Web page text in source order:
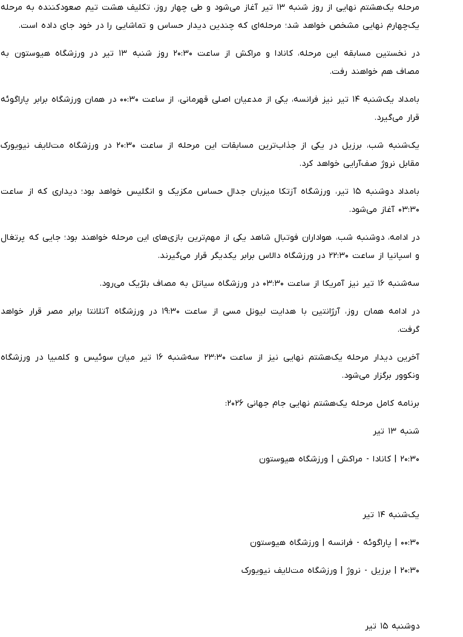
مرحله یک‌هشتم نهایی از روز شنبه ۱۳ تیر آغاز می‌شود و طی چهار روز، تکلیف هشت تیم صعودکننده به مرحله
یک‌چهارم نهایی مشخص خواهد شد؛ مرحله‌ای که چندین دیدار حساس و تماشایی را در خود جای داده است.
در نخستین مسابقه این مرحله، کانادا و مراکش از ساعت ۲۰:۳۰ روز شنبه ۱۳ تیر در ورزشگاه هیوستون به
مصاف هم خواهند رفت.
بامداد یک‌شنبه ۱۴ تیر نیز فرانسه، یکی از مدعیان اصلی قهرمانی، از ساعت ۰۰:۳۰ در همان ورزشگاه برابر پاراگوئه
قرار می‌گیرد.
یک‌شنبه شب، برزیل در یکی از جذاب‌ترین مسابقات این مرحله از ساعت ۲۰:۳۰ در ورزشگاه مت‌لایف نیویورک
مقابل نروژ صف‌آرایی خواهد کرد.
بامداد دوشنبه ۱۵ تیر، ورزشگاه آزتکا میزبان جدال حساس مکزیک و انگلیس خواهد بود؛ دیداری که از ساعت
۰۳:۳۰ آغاز می‌شود.
در ادامه، دوشنبه شب، هواداران فوتبال شاهد یکی از مهم‌ترین بازی‌های این مرحله خواهند بود؛ جایی که پرتغال
و اسپانیا از ساعت ۲۲:۳۰ در ورزشگاه دالاس برابر یکدیگر قرار می‌گیرند.
سه‌شنبه ۱۶ تیر نیز آمریکا از ساعت ۰۳:۳۰ در ورزشگاه سیاتل به مصاف بلژیک می‌رود.
در ادامه همان روز، آرژانتین با هدایت لیونل مسی از ساعت ۱۹:۳۰ در ورزشگاه آتلانتا برابر مصر قرار خواهد
گرفت.
آخرین دیدار مرحله یک‌هشتم نهایی نیز از ساعت ۲۳:۳۰ سه‌شنبه ۱۶ تیر میان سوئیس و کلمبیا در ورزشگاه
ونکوور برگزار می‌شود.
برنامه کامل مرحله یک‌هشتم نهایی جام جهانی ۲۰۲۶:
شنبه ۱۳ تیر
۲۰:۳۰ | کانادا - مراکش | ورزشگاه هیوستون
یک‌شنبه ۱۴ تیر
۰۰:۳۰ | پاراگوئه - فرانسه | ورزشگاه هیوستون
۲۰:۳۰ | برزیل - نروژ | ورزشگاه مت‌لایف نیویورک
دوشنبه ۱۵ تیر